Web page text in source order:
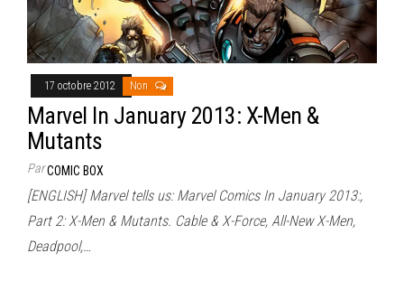
17 octobre 2012 Non
Marvel In January 2013: X-Men &
Mutants
ParCOMIC BOX
[ENGLISH] Marvel tells us: Marvel Comics In January 2013:,
Part 2: X-Men & Mutants. Cable & X-Force, All-New X-Men,
Deadpool,…